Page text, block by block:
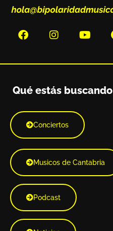
Qué estás buscando
Conciertos
Musicos de Cantabria
Podcast